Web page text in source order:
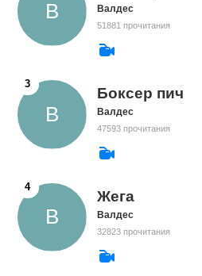
Валдес
51881 прочитания
Боксер пич
Валдес
47593 прочитания
Жега
Валдес
32823 прочитания